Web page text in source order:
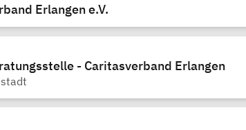
Erlangen e.V.
- Caritasverband Erlangen